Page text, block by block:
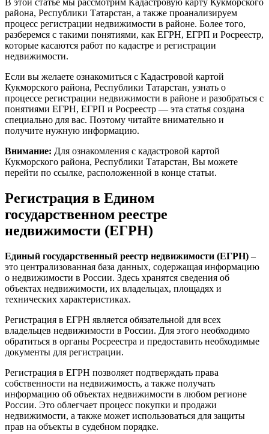
района, Республики Татарстан, а также проанализируем
процесс регистрации недвижимости в районе. Более того,
разберемся с такими понятиями, как ЕГРН, ЕГРП и Росреестр,
которые касаются работ по кадастре и регистрации
недвижимости.
Если вы желаете ознакомиться с Кадастровой картой
Кукморского района, Республики Татарстан, узнать о
процессе регистрации недвижимости в районе и разобраться с
понятиями ЕГРН, ЕГРП и Росреестр — эта статья создана
специально для вас. Поэтому читайте внимательно и
получите нужную информацию.
Внимание: Для ознакомления с кадастровой картой
Кукморского района, Республики Татарстан, Вы можете
перейти по ссылке, расположенной в конце статьи.
Регистрация в Едином
государственном реестре
недвижимости (ЕГРН)
Единый государственный реестр недвижимости (ЕГРН) –
это централизованная база данных, содержащая информацию
о недвижимости в России. Здесь хранятся сведения об
объектах недвижимости, их владельцах, площадях и
технических характеристиках.
Регистрация в ЕГРН является обязательной для всех
владельцев недвижимости в России. Для этого необходимо
обратиться в органы Росреестра и предоставить необходимые
документы для регистрации.
Регистрация в ЕГРН позволяет подтверждать права
собственности на недвижимость, а также получать
информацию об объектах недвижимости в любом регионе
России. Это облегчает процесс покупки и продажи
недвижимости, а также может использоваться для защиты
прав на объекты в судебном порядке.